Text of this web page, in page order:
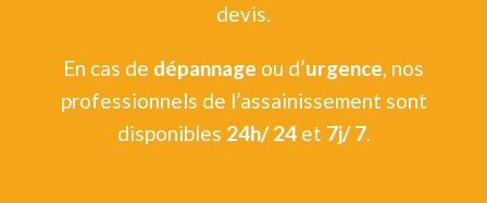
devis.
En cas de dépannage ou d’urgence, nos
professionnels de l’assainissement sont
disponibles 24h/ 24et 7j/ 7.